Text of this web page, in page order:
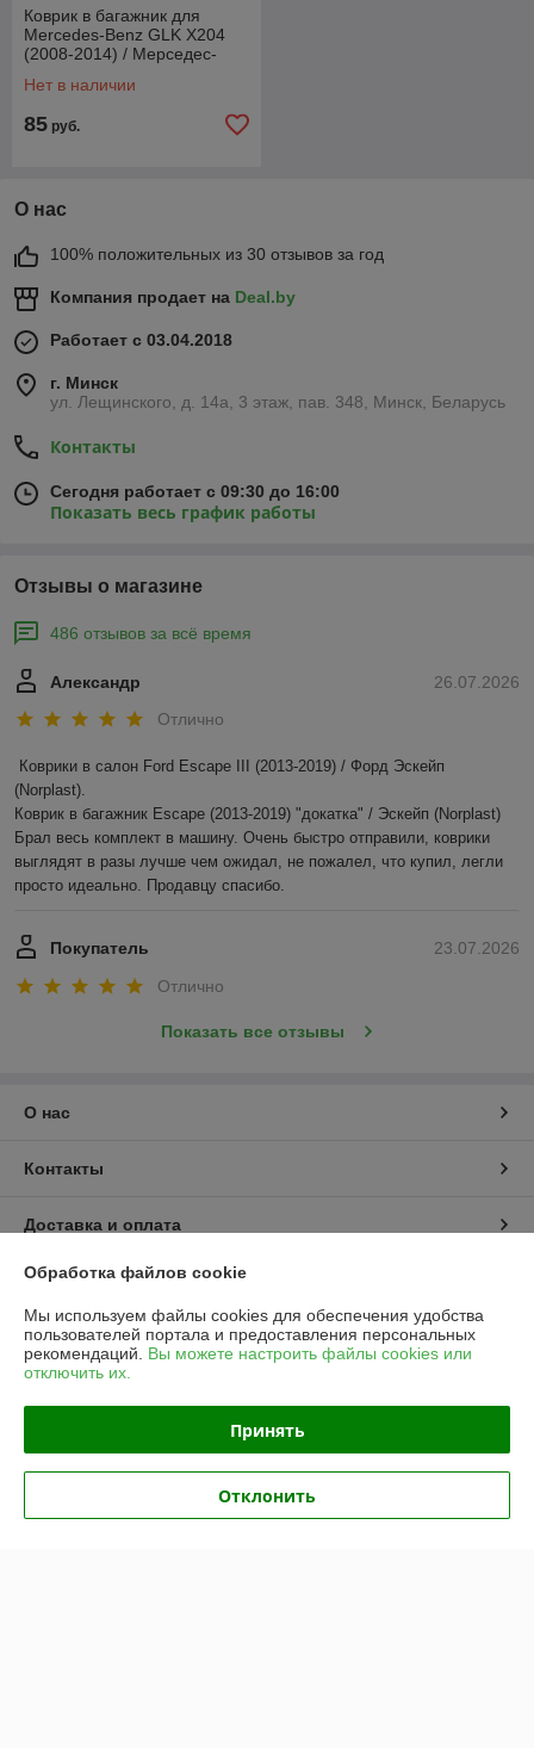
Коврик в багажник для
Mercedes-Benz GLK X204
(2008-2014) / Мерседес-
PE)
Нет в наличии
85 руб.
О нас
100% положительных из 30 отзывов за год
Компания продает на Deal.by
Работает с 03.04.2018
г. Минск
ул. Лещинского, д. 14а, 3 этаж, пав. 348, Минск, Беларусь
Контакты
Сегодня работает с 09:30 до 16:00
Показать весь график работы
Отзывы о магазине
486 отзывов за всё время
26.07.2026
Александр
Отлично
Коврики в салон Ford Escape III (2013-2019) / Форд Эскейп
(Norplast).
Коврик в багажник Escape (2013-2019) "докатка" / Эскейп (Norplast)
Брал весь комплект в машину. Очень быстро отправили, коврики
выглядят в разы лучше чем ожидал, не пожалел, что купил, легли
просто идеально. Продавцу спасибо.
23.07.2026
Покупатель
Отлично
Показать все отзывы
О нас
Контакты
Доставка и оплата
График работы
Полная версия сайта
Сайт создан на платформе Deal.by
Обработка файлов cookie
Мы используем файлы cookies для обеспечения удобства
пользователей портала и предоставления персональных
рекомендаций. Вы можете настроить файлы cookies или
отключить их.
Принять
Отклонить